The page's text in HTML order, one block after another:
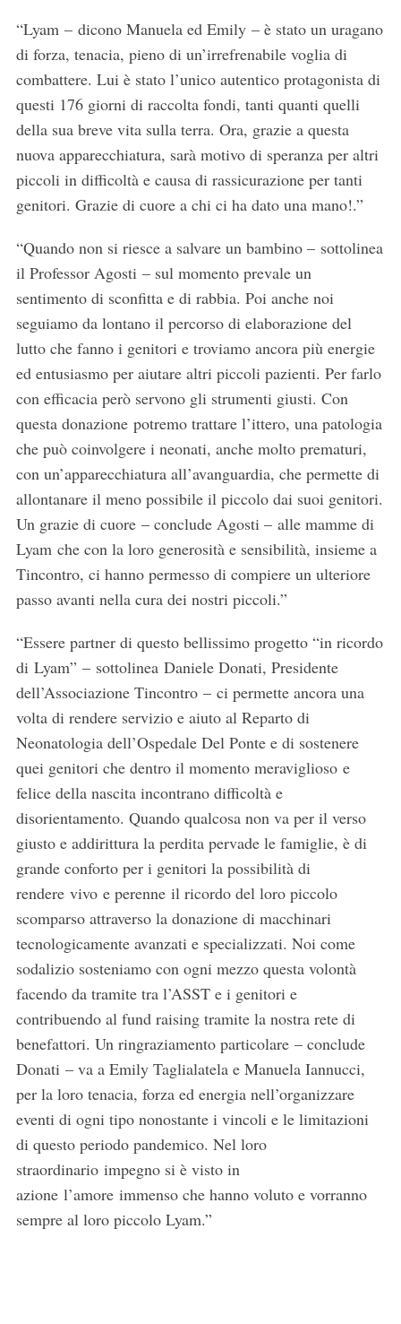
“Lyam – dicono Manuela ed Emily – è stato un uragano
di forza, tenacia, pieno di un’irrefrenabile voglia di
combattere. Lui è stato l’unico autentico protagonista di
questi 176 giorni di raccolta fondi, tanti quanti quelli
della sua breve vita sulla terra. Ora, grazie a questa
nuova apparecchiatura, sarà motivo di speranza per altri
piccoli in difficoltà e causa di rassicurazione per tanti
genitori. Grazie di cuore a chi ci ha dato una mano!.”
“Quando non si riesce a salvare un bambino – sottolinea
il Professor Agosti – sul momento prevale un
sentimento di sconfitta e di rabbia. Poi anche noi
seguiamo da lontano il percorso di elaborazione del
lutto che fanno i genitori e troviamo ancora più energie
ed entusiasmo per aiutare altri piccoli pazienti. Per farlo
con efficacia però servono gli strumenti giusti. Con
questa donazione potremo trattare l’ittero, una patologia
che può coinvolgere i neonati, anche molto prematuri,
con un’apparecchiatura all’avanguardia, che permette di
allontanare il meno possibile il piccolo dai suoi genitori.
Un grazie di cuore – conclude Agosti – alle mamme di
Lyam che con la loro generosità e sensibilità, insieme a
Tincontro, ci hanno permesso di compiere un ulteriore
passo avanti nella cura dei nostri piccoli.”
“Essere partner di questo bellissimo progetto “in ricordo
di Lyam” – sottolinea Daniele Donati, Presidente
dell’Associazione Tincontro – ci permette ancora una
volta di rendere servizio e aiuto al Reparto di
Neonatologia dell’Ospedale Del Ponte e di sostenere
quei genitori che dentro il momento meraviglioso e
felice della nascita incontrano difficoltà e
disorientamento. Quando qualcosa non va per il verso
giusto e addirittura la perdita pervade le famiglie, è di
grande conforto per i genitori la possibilità di
rendere vivo e perenne il ricordo del loro piccolo
scomparso attraverso la donazione di macchinari
tecnologicamente avanzati e specializzati. Noi come
sodalizio sosteniamo con ogni mezzo questa volontà
facendo da tramite tra l’ASST e i genitori e
contribuendo al fund raising tramite la nostra rete di
benefattori. Un ringraziamento particolare – conclude
Donati – va a Emily Taglialatela e Manuela Iannucci,
per la loro tenacia, forza ed energia nell’organizzare
eventi di ogni tipo nonostante i vincoli e le limitazioni
di questo periodo pandemico. Nel loro
straordinario impegno si è visto in
azione l’amore immenso che hanno voluto e vorranno
sempre al loro piccolo Lyam.”
S
a
r